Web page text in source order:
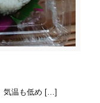
温も低め […]